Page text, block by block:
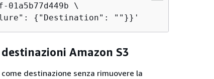
\
{ "Destination": ""}}'
Amazon S3
destinazione senza rimuovere la